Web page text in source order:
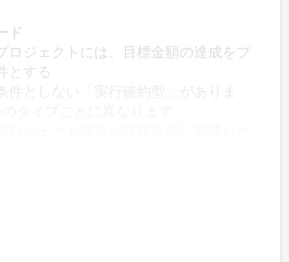
ド
ロジェクトには、目標金額の達成をプ
とする